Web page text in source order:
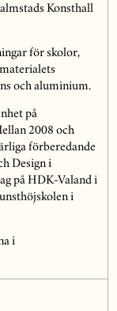
Konsthall
för skolor,
och aluminium.
på
2008 och
förberedande
Design i
på HDK-Valand i
i
i